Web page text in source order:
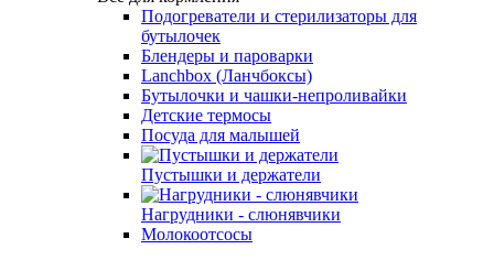
Подогреватели и стерилизаторы для
бутылочек
Блендеры и пароварки
Lanchbox (Ланчбоксы)
Бутылочки и чашки-непроливайки
Детские термосы
Посуда для малышей
Пустышки и держатели
Нагрудники - слюнявчики
Молокоотсосы